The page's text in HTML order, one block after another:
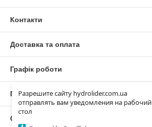
Разрешите сайту hydrolider.com.ua
отправлять вам уведомления на рабочий
стол
Контакти
Доставка та оплата
Графік роботи
Повна версія сайту
Сайт створено на маркетплейсі